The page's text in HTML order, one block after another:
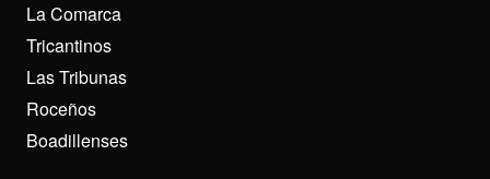
La Comarca
Tricantinos
Las Tribunas
Roceños
Boadillenses